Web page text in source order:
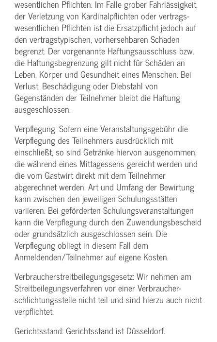
wesentlichen Pflichten. Im Falle grober Fahrlässigkeit,
der Verletzung von Kardinalpflichten oder vertrags­
wesentlichen Pflichten ist die Ersatzpflicht jedoch auf
den vertragstypischen, vorhersehbaren Schaden
begrenzt. Der vorgenannte Haftungs­ausschluss bzw.
die Haftungs­begrenzung gilt nicht für Schäden an
Leben, Körper und Gesundheit eines Menschen. Bei
Verlust, Beschädigung oder Diebstahl von
Gegenständen der Teilnehmer bleibt die Haftung
ausgeschlossen.
Verpflegung: Sofern eine Veranstaltungs­gebühr die
Verpflegung des Teilnehmers ausdrücklich mit
einschließt, so sind Getränke hiervon ausgenommen,
die während eines Mittagessens gereicht werden und
die vom Gastwirt direkt mit dem Teilnehmer
abgerechnet werden. Art und Umfang der Bewirtung
kann zwischen den jeweiligen Schulungsstätten
variieren. Bei geförderten Schulungs­veranstaltungen
kann die Verpflegung durch den Zuwendungs­bescheid
oder grundsätzlich ausgeschlossen sein. Die
Verpflegung obliegt in diesem Fall dem
Anmeldenden/­Teilnehmer auf eigene Kosten.
Verbraucher­streitbeilegungs­gesetz: Wir nehmen am
Streit­beilegungs­verfahren vor einer Verbraucher­
schlichtungs­stelle nicht teil und sind hierzu auch nicht
verpflichtet.
Gerichtsstand: Gerichtsstand ist Düsseldorf.